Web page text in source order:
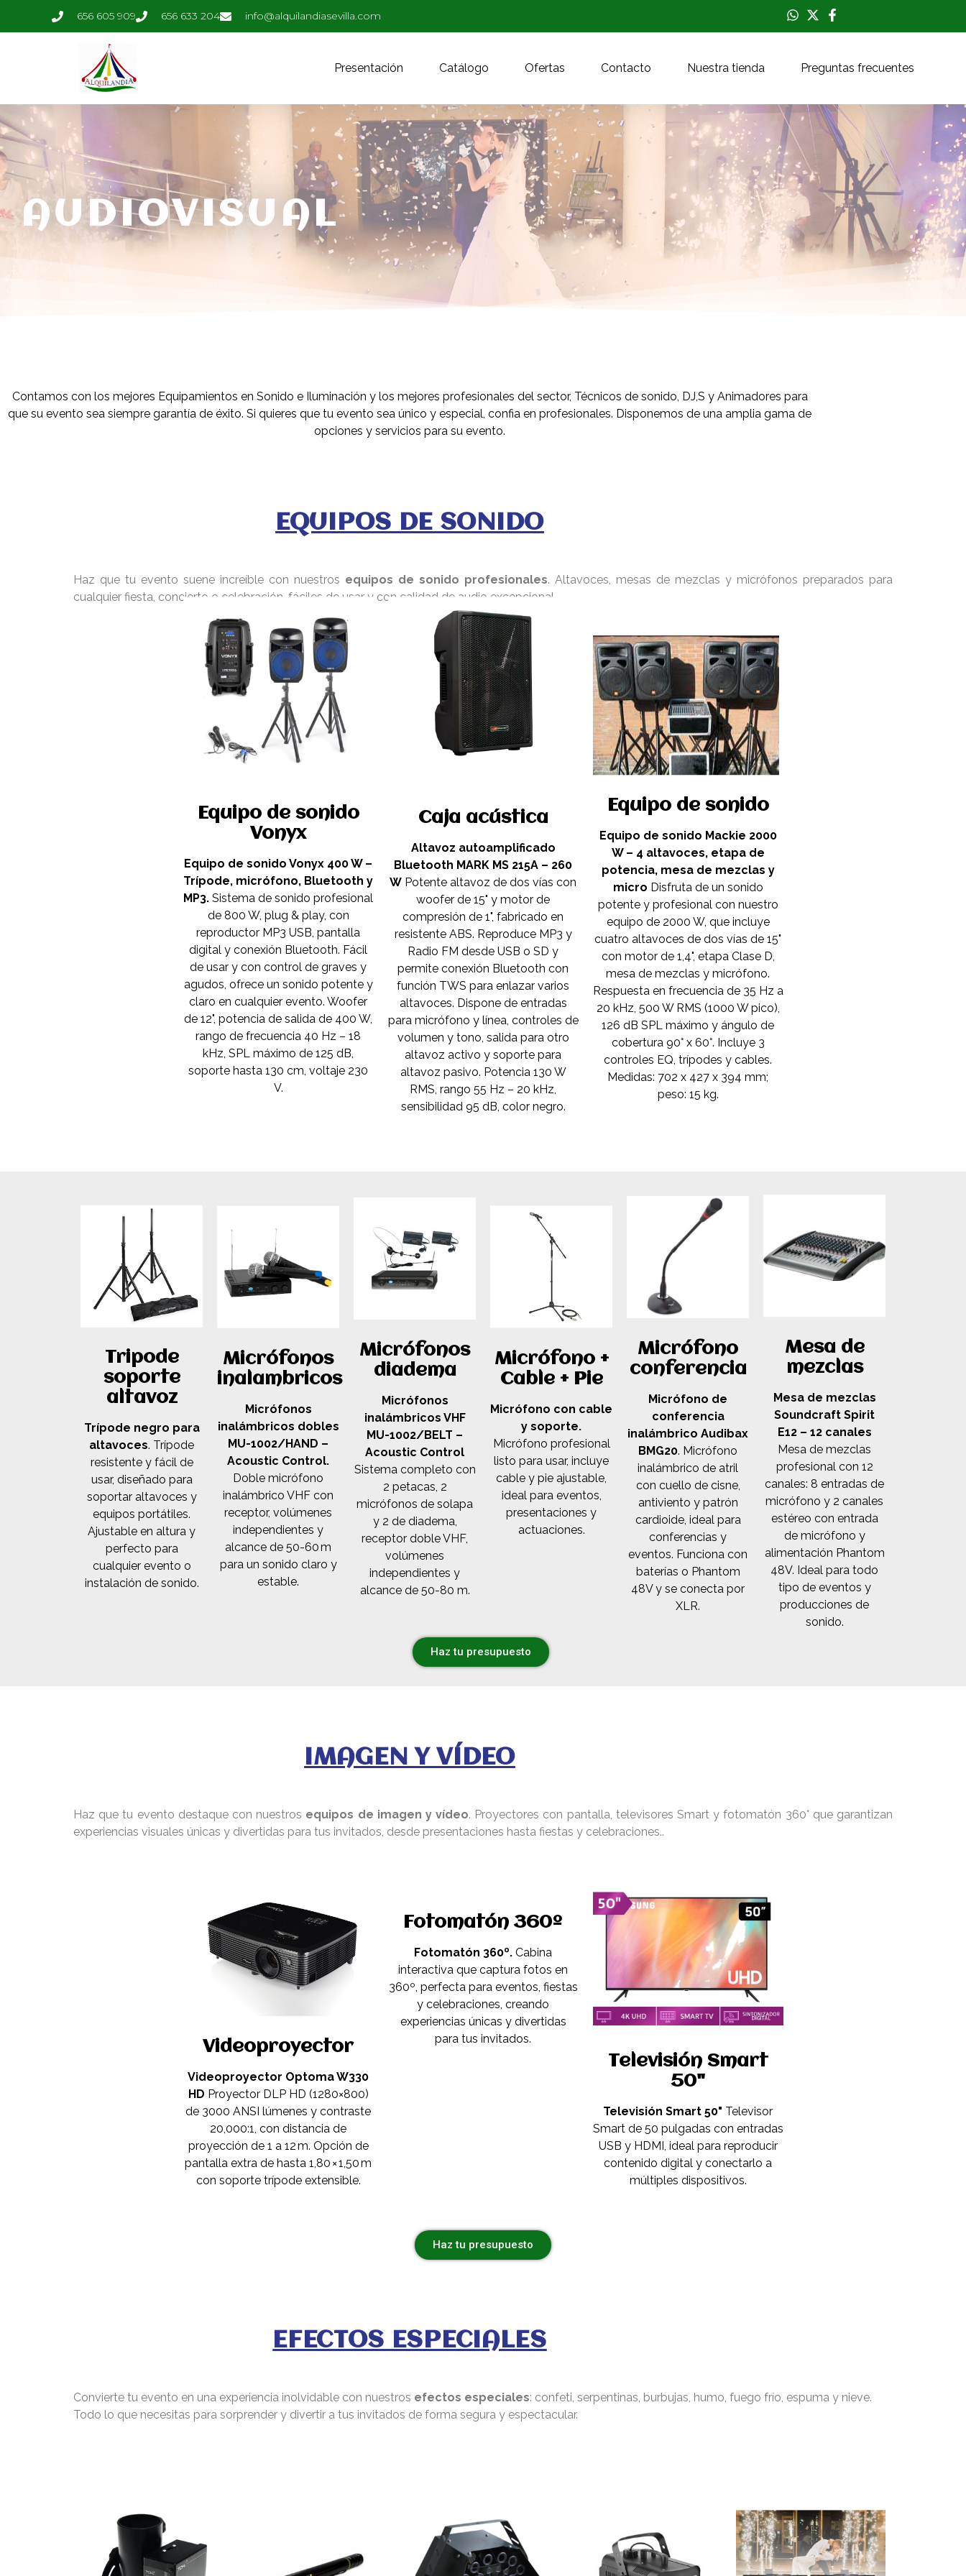
656 605 909 656 633 204 info@alquilandiasevilla.com
Presentación Catálogo Ofertas Contacto Nuestra tienda Preguntas frecuentes
AUDIOVISUAL
Contamos con los mejores Equipamientos en Sonido e Iluminación y los mejores profesionales del sector, Técnicos de sonido, DJ,S y Animadores para
que su evento sea siempre garantía de éxito. Si quieres que tu evento sea único y especial, confia en profesionales. Disponemos de una amplia gama de
opciones y servicios para su evento.
EQUIPOS DE SONIDO
Haz que tu evento suene increíble con nuestros equipos de sonido profesionales. Altavoces, mesas de mezclas y micrófonos preparados para
cualquier fiesta, concierto o celebración, fáciles de usar y con calidad de audio excepcional.
Equipo de sonido
Vonyx
Equipo de sonido Vonyx 400 W –
Trípode, micrófono, Bluetooth y
MP3. Sistema de sonido profesional
de 800 W, plug & play, con
reproductor MP3 USB, pantalla
digital y conexión Bluetooth. Fácil
de usar y con control de graves y
agudos, ofrece un sonido potente y
claro en cualquier evento. Woofer
de 12", potencia de salida de 400 W,
rango de frecuencia 40 Hz – 18
kHz, SPL máximo de 125 dB,
soporte hasta 130 cm, voltaje 230
V.
Caja acústica
Altavoz autoamplificado
Bluetooth MARK MS 215A – 260
W Potente altavoz de dos vías con
woofer de 15" y motor de
compresión de 1", fabricado en
resistente ABS. Reproduce MP3 y
Radio FM desde USB o SD y
permite conexión Bluetooth con
función TWS para enlazar varios
altavoces. Dispone de entradas
para micrófono y línea, controles de
volumen y tono, salida para otro
altavoz activo y soporte para
altavoz pasivo. Potencia 130 W
RMS, rango 55 Hz – 20 kHz,
sensibilidad 95 dB, color negro.
Equipo de sonido
Equipo de sonido Mackie 2000
W – 4 altavoces, etapa de
potencia, mesa de mezclas y
micro Disfruta de un sonido
potente y profesional con nuestro
equipo de 2000 W, que incluye
cuatro altavoces de dos vías de 15"
con motor de 1,4", etapa Clase D,
mesa de mezclas y micrófono.
Respuesta en frecuencia de 35 Hz a
20 kHz, 500 W RMS (1000 W pico),
126 dB SPL máximo y ángulo de
cobertura 90° x 60°. Incluye 3
controles EQ, trípodes y cables.
Medidas: 702 x 427 x 394 mm;
peso: 15 kg.
Tripode
soporte
altavoz
Trípode negro para
altavoces. Trípode
resistente y fácil de
usar, diseñado para
soportar altavoces y
equipos portátiles.
Ajustable en altura y
perfecto para
cualquier evento o
instalación de sonido.
Micrófonos
inalambricos
Micrófonos
inalámbricos dobles
MU-1002/HAND –
Acoustic Control.
Doble micrófono
inalámbrico VHF con
receptor, volúmenes
independientes y
alcance de 50-60 m
para un sonido claro y
estable.
Micrófonos
diadema
Micrófonos
inalámbricos VHF
MU-1002/BELT –
Acoustic Control
Sistema completo con
2 petacas, 2
micrófonos de solapa
y 2 de diadema,
receptor doble VHF,
volúmenes
independientes y
alcance de 50-80 m.
Micrófono +
Cable + Pie
Micrófono con cable
y soporte.
Micrófono profesional
listo para usar, incluye
cable y pie ajustable,
ideal para eventos,
presentaciones y
actuaciones.
Micrófono
conferencia
Micrófono de
conferencia
inalámbrico Audibax
BMG20. Micrófono
inalámbrico de atril
con cuello de cisne,
antiviento y patrón
cardioide, ideal para
conferencias y
eventos. Funciona con
baterías o Phantom
48V y se conecta por
XLR.
Mesa de
mezclas
Mesa de mezclas
Soundcraft Spirit
E12 – 12 canales
Mesa de mezclas
profesional con 12
canales: 8 entradas de
micrófono y 2 canales
estéreo con entrada
de micrófono y
alimentación Phantom
48V. Ideal para todo
tipo de eventos y
producciones de
sonido.
Haz tu presupuesto
IMAGEN Y VÍDEO
Haz que tu evento destaque con nuestros equipos de imagen y vídeo. Proyectores con pantalla, televisores Smart y fotomatón 360° que garantizan
experiencias visuales únicas y divertidas para tus invitados, desde presentaciones hasta fiestas y celebraciones..
Videoproyector
Videoproyector Optoma W330
HD Proyector DLP HD (1280×800)
de 3000 ANSI lúmenes y contraste
20,000:1, con distancia de
proyección de 1 a 12 m. Opción de
pantalla extra de hasta 1,80 × 1,50 m
con soporte trípode extensible.
Fotomatón 360º
Fotomatón 360º. Cabina
interactiva que captura fotos en
360º, perfecta para eventos, fiestas
y celebraciones, creando
experiencias únicas y divertidas
para tus invitados.
Televisión Smart
50"
Televisión Smart 50" Televisor
Smart de 50 pulgadas con entradas
USB y HDMI, ideal para reproducir
contenido digital y conectarlo a
múltiples dispositivos.
Haz tu presupuesto
EFECTOS ESPECIALES
Convierte tu evento en una experiencia inolvidable con nuestros efectos especiales: confeti, serpentinas, burbujas, humo, fuego frío, espuma y nieve.
Todo lo que necesitas para sorprender y divertir a tus invitados de forma segura y espectacular.